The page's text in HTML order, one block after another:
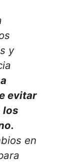
y
evitar
los
en